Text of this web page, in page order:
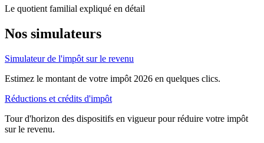
Le quotient familial expliqué en détail
Nos simulateurs
Simulateur de l'impôt sur le revenu
Estimez le montant de votre impôt 2026 en quelques clics.
Réductions et crédits d'impôt
Tour d'horizon des dispositifs en vigueur pour réduire votre impôt
sur le revenu.